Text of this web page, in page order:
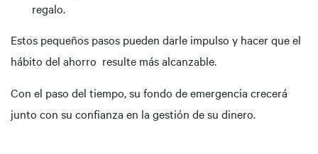
regalo.
Estos pequeños pasos pueden darle impulso y hacer que el
hábito del ahorro resulte más alcanzable.
Con el paso del tiempo, su fondo de emergencia crecerá
junto con su confianza en la gestión de su dinero.